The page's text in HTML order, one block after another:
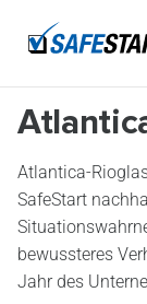
Startseite
Atlantica-
SafeStart
bewussteres
Jahr des